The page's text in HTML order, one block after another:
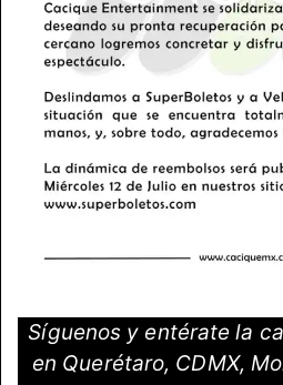
Síguenos y entérate la
en Querétaro, CDMX,